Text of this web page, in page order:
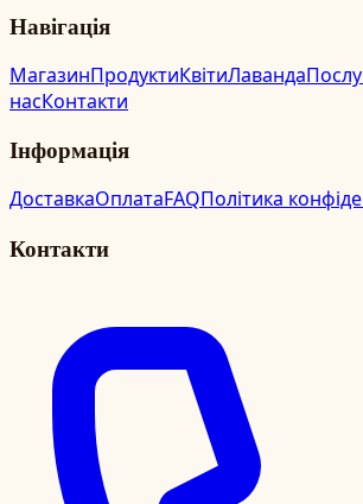
Навігація
МагазинПродуктиКвітиЛаванда
насКонтакти
Інформація
ДоставкаОплатаFAQПолітика
Контакти